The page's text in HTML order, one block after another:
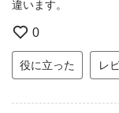
違います。
0
役に立った レ